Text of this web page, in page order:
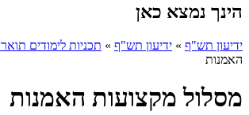
הינך נמצא כאן
ידיעון תש"ף » ידיעון תש"ף » תכניות לימודים תואר I
האמנות
מסלול מקצועות האמנות